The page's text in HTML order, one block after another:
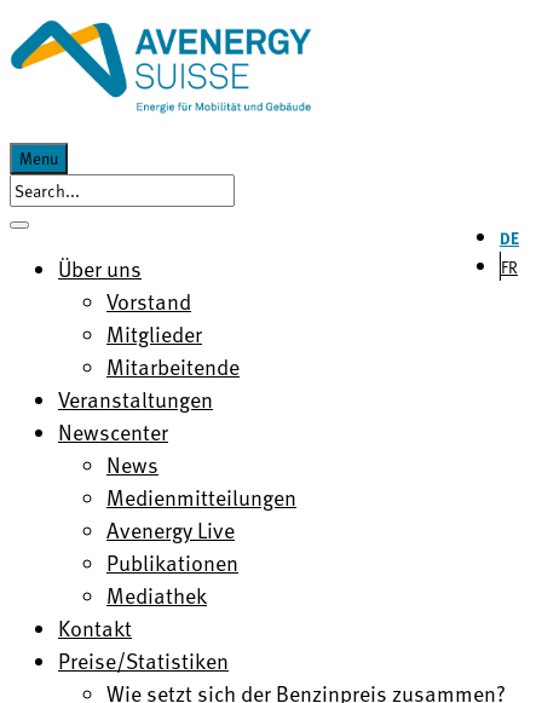
Menu
DE
FR
Über uns
Vorstand
Mitglieder
Mitarbeitende
Veranstaltungen
Newscenter
News
Medienmitteilungen
Avenergy Live
Publikationen
Mediathek
Kontakt
Preise/Statistiken
Wie setzt sich der Benzinpreis zusammen?